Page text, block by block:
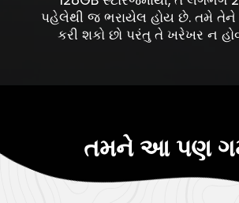
પહેલેથી જ ભરાયેલ હોય છે. તમે
કરી શકો છો પરંતુ તે ખરેખર ન
તમને આ પણ